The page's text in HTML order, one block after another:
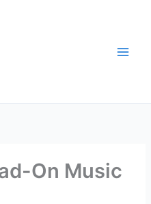
On Music